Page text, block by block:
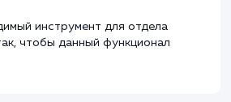
вашего контента из Instagram
или самописный сайт